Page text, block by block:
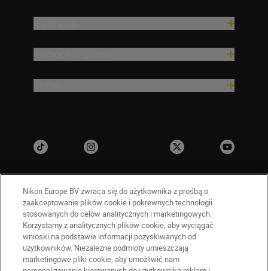
PL Nikon Sites
Skontaktuj się z nami
Nikon Europe BV zwraca się do użytkownika z prośbą o
zaakceptowanie plików cookie i pokrewnych technologii
stosowanych do celów analitycznych i marketingowych.
Korzystamy z analitycznych plików cookie, aby wyciągać
wnioski na podstawie informacji pozyskiwanych od
użytkowników. Niezależne podmioty umieszczają
marketingowe pliki cookie, aby umożliwić nam